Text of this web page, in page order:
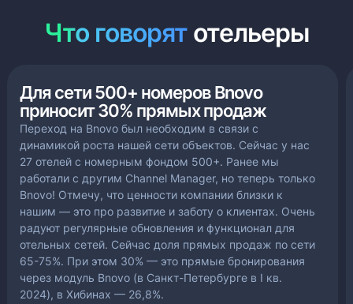
Что говорят отельеры
Для сети 500+ номеров Bnovo
приносит 30% прямых продаж
Переход на Bnovo был необходим в связи с
динамикой роста нашей сети объектов. Сейчас у нас
27 отелей с номерным фондом 500+. Ранее мы
работали с другим Channel Manager, но теперь только
Bnovo! Отмечу, что ценности компании близки к
нашим — это про развитие и заботу о клиентах. Очень
радуют регулярные обновления и функционал для
отельных сетей. Сейчас доля прямых продаж по сети
65-75%. При этом 30% — это прямые бронирования
через модуль Bnovo (в Санкт-Петербурге в I кв.
2024), в Хибинах — 26,8%.